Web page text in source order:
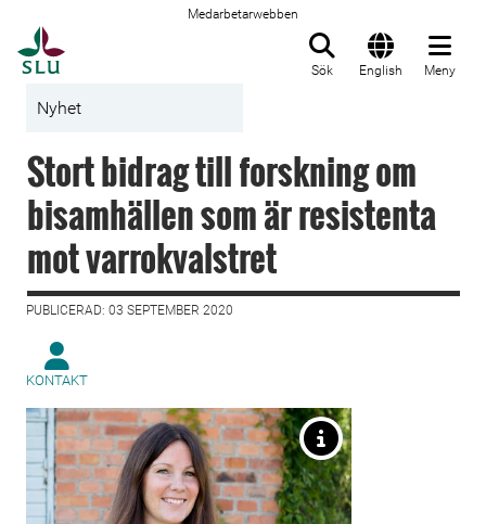
Medarbetarwebben
Sök English Meny
Nyhet
Stort bidrag till forskning om
bisamhällen som är resistenta
mot varrokvalstret
PUBLICERAD: 03 SEPTEMBER 2020
KONTAKT